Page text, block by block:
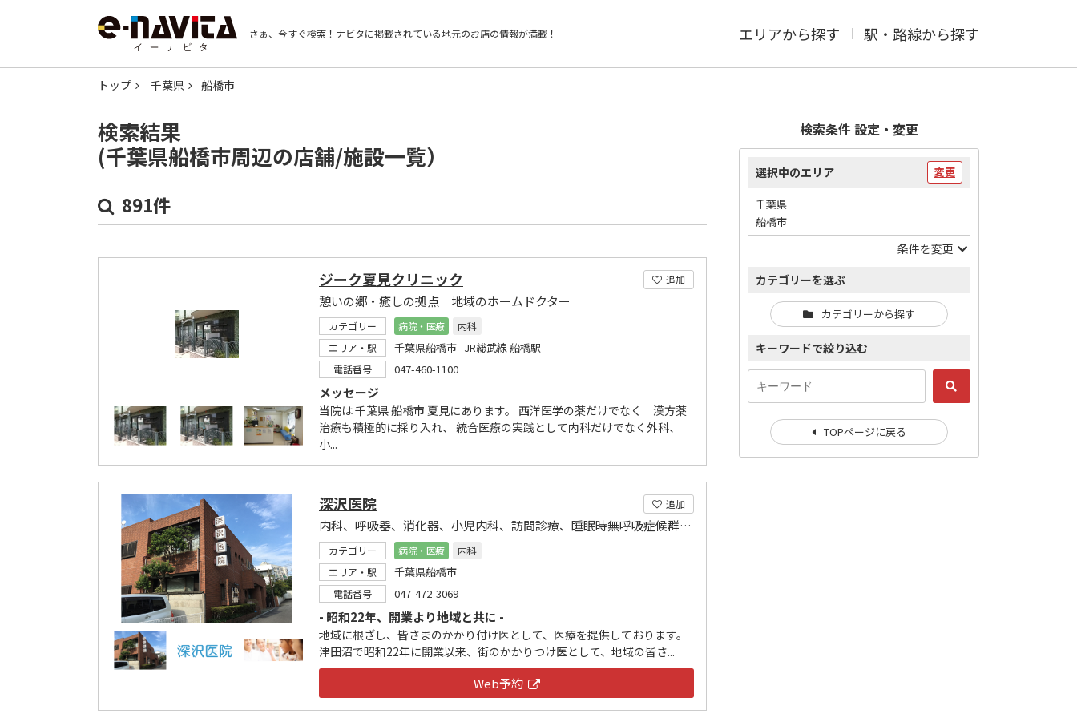
さぁ、今すぐ検索！ ナビタに掲載されている地元のお店の情報が満載！ エリアから探す 駅・路線から探す
トップ 千葉県 船橋市
検索結果
(千葉県船橋市周辺の店舗/施設一覧）
891件
追加
ジーク夏見クリニック
憩いの郷・癒しの拠点 地域のホームドクター
カテゴリー 病院・医療
内科
エリア・駅
千葉県船橋市 JR総武線 船橋駅
電話番号 047-460-1100
メッセージ
当院は 千葉県 船橋市 夏見にあります。 西洋医学の薬だけでなく 漢方薬
治療も積極的に採り入れ、 統合医療の実践として内科だけでなく外科、
小...
追加
深沢医院
内科、呼吸器、消化器、小児内科、訪問診療、睡眠時無呼吸症候群の診察
カテゴリー 病院・医療
内科
エリア・駅
千葉県船橋市
電話番号 047-472-3069
- 昭和22年、開業より地域と共に -
地域に根ざし、皆さまのかかり付け医として、医療を提供しております。
津田沼で昭和22年に開業以来、街のかかりつけ医として、地域の皆さ...
Web予約
検索条件 設定・変更
選択中のエリア 変更
千葉県
船橋市
条件を変更
カテゴリーを選ぶ
カテゴリーから探す
キーワードで絞り込む
TOPページに戻る